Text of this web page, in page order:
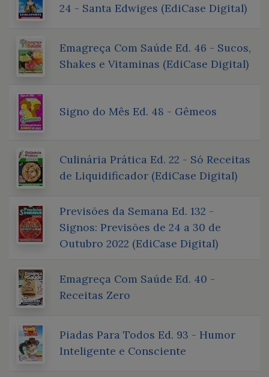
24 - Santa Edwiges (EdiCase Digital)
Emagreça Com Saúde Ed. 46 - Sucos,
Shakes e Vitaminas (EdiCase Digital)
Signo do Mês Ed. 48 - Gêmeos
Culinária Prática Ed. 22 - Só Receitas
de Liquidificador (EdiCase Digital)
Previsões da Semana Ed. 132 -
Signos: Previsões de 24 a 30 de
Outubro 2022 (EdiCase Digital)
Emagreça Com Saúde Ed. 40 -
Receitas Zero
Piadas Para Todos Ed. 93 - Humor
Inteligente e Consciente